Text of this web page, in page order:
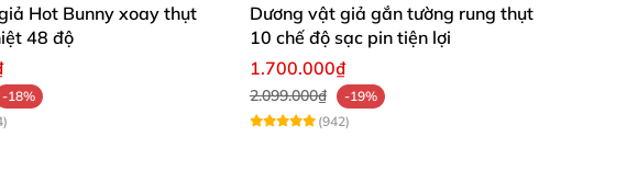
Hot Bunny xoay thụt
48 độ
-18%
Dương vật giả gắn tường rung thụt
10 chế độ sạc pin tiện lợi
1.700.000₫
2.099.000₫
-19%
(942)